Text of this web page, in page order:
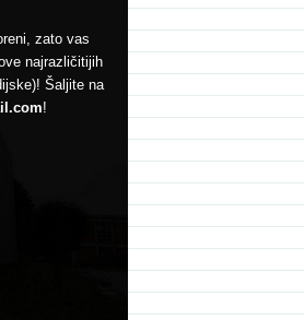
zato vas
najrazličitijih
Šaljite na
!